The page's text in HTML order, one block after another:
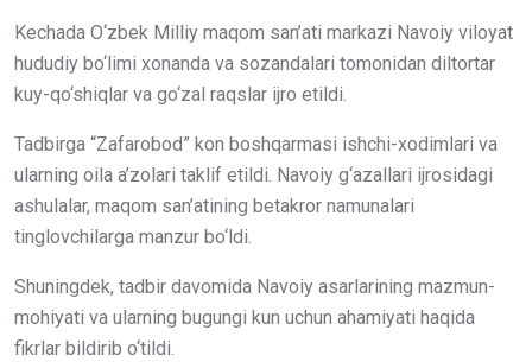
Kechada O‘zbek Milliy maqom san’ati markazi Navoiy viloyat
hududiy bo‘limi xonanda va sozandalari tomonidan diltortar
kuy-qo‘shiqlar va go‘zal raqslar ijro etildi.
Tadbirga “Zafarobod” kon boshqarmasi ishchi-xodimlari va
ularning oila a’zolari taklif etildi. Navoiy g‘azallari ijrosidagi
ashulalar, maqom san’atining betakror namunalari
tinglovchilarga manzur bo‘ldi.
Shuningdek, tadbir davomida Navoiy asarlarining mazmun-
mohiyati va ularning bugungi kun uchun ahamiyati haqida
fikrlar bildirib o‘tildi.